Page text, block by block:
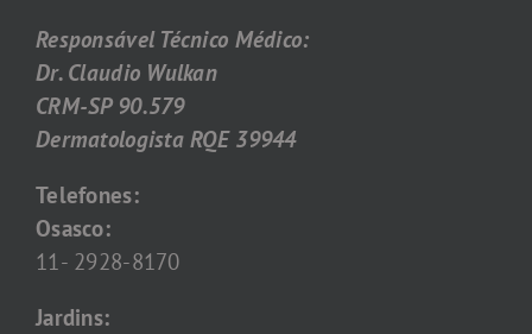
Responsável Técnico Médico:
Dr. Claudio Wulkan
CRM-SP 90.579
Dermatologista RQE 39944
Telefones:
Osasco:
11- 2928-8170
Jardins: